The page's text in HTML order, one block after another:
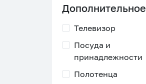
Дополнительное
Телевизор
Посуда и
принадлежности
Полотенца